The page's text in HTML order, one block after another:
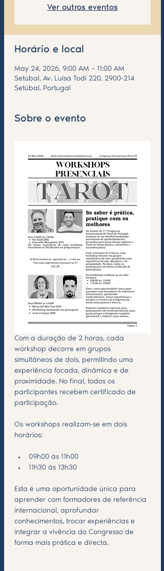
Ver outros eventos
Horário e local
May 24, 2026, 9:00 AM – 11:00 AM
Setúbal, Av. Luísa Todi 220, 2900-214
Setúbal, Portugal
Sobre o evento
Com a duração de 2 horas, cada
workshop decorre em grupos
simultâneos de dois, permitindo uma
experiência focada, dinâmica e de
proximidade. No final, todos os
participantes recebem certificado de
participação.
Os workshops realizam-se em dois
horários:
09h00 às 11h00
11h30 às 13h30
Esta é uma oportunidade única para
aprender com formadores de referência
internacional, aprofundar
conhecimentos, trocar experiências e
integrar a vivência do Congresso de
forma mais prática e directa.